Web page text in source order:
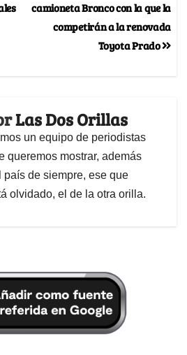
camioneta Bronco con la que la
competirán a la renovada
Toyota Prado
Las Dos Orillas
un equipo de periodistas
queremos mostrar, además
país de siempre, ese que
olvidado, el de la otra orilla.